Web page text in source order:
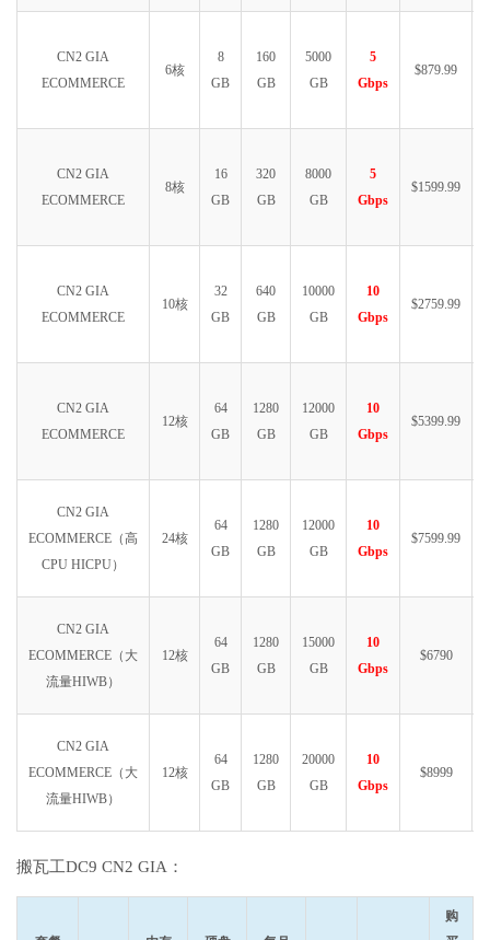
CN2 GIA
ECOMMERCE
6核
8
GB
160
GB
5000
GB
5
Gbps
$879.99
CN2 GIA
ECOMMERCE
8核
16
GB
320
GB
8000
GB
5
Gbps
$1599.99
CN2 GIA
ECOMMERCE
10核
32
GB
640
GB
10000
GB
10
Gbps
$2759.99
CN2 GIA
ECOMMERCE
12核
64
GB
1280
GB
12000
GB
10
Gbps
$5399.99
CN2 GIA
ECOMMERCE（高
CPU HICPU）
24核
64
GB
1280
GB
12000
GB
10
Gbps
$7599.99
CN2 GIA
ECOMMERCE（大
流量HIWB）
12核
64
GB
1280
GB
15000
GB
10
Gbps
$6790
CN2 GIA
ECOMMERCE（大
流量HIWB）
12核
64
GB
1280
GB
20000
GB
10
Gbps
$8999
搬瓦工DC9 CN2 GIA：
购